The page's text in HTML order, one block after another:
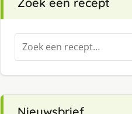
Zoeken
naar: